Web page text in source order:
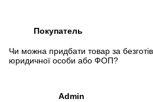
Покупатель
Чи можна придбати товар за
юридичної особи або ФОП?
Admin